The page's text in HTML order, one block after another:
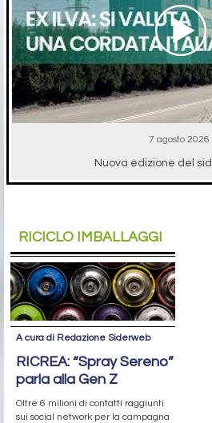
7 agosto 2026
Nuova edizione del
RICICLO IMBALLAGGI
A cura di Redazione Siderweb
RICREA: “Spray Sereno”
parla alla Gen Z
Oltre 6 milioni di contatti raggiunti
sui social network per la campagna